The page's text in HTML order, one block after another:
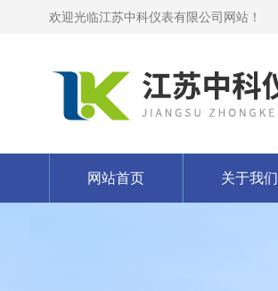
欢迎光临江苏中科仪表有限公司网站！
网站首页 关于我们